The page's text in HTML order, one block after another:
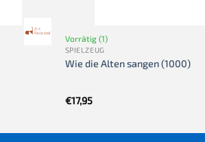
Vorrätig (1)
SPIELZEUG
Wie die Alten sangen (1000)
€17,95